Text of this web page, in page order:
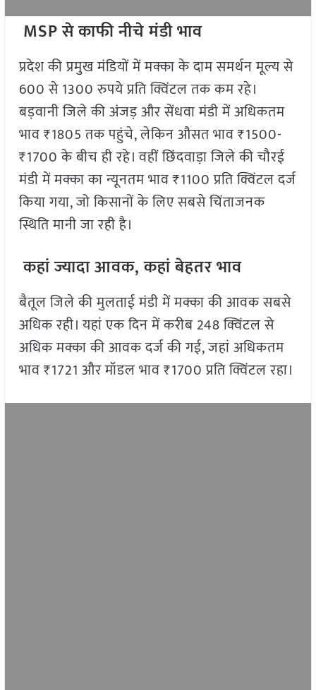
MSP से काफी नीचे मंडी भाव
प्रदेश की प्रमुख मंडियों में मक्का के दाम समर्थन मूल्य से
600 से 1300 रुपये प्रति क्विंटल तक कम रहे।
बड़वानी जिले की अंजड़ और सेंधवा मंडी में अधिकतम
भाव ₹1805 तक पहुंचे, लेकिन औसत भाव ₹1500-
₹1700 के बीच ही रहे। वहीं छिंदवाड़ा जिले की चौरई
मंडी में मक्का का न्यूनतम भाव ₹1100 प्रति क्विंटल दर्ज
किया गया, जो किसानों के लिए सबसे चिंताजनक
स्थिति मानी जा रही है।
कहां ज्यादा आवक, कहां बेहतर भाव
बैतूल जिले की मुलताई मंडी में मक्का की आवक सबसे
अधिक रही। यहां एक दिन में करीब 248 क्विंटल से
अधिक मक्का की आवक दर्ज की गई, जहां अधिकतम
भाव ₹1721 और मॉडल भाव ₹1700 प्रति क्विंटल रहा।